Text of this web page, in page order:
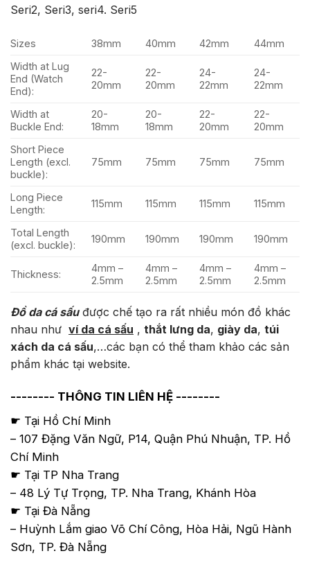
Seri2, Seri3, seri4. Seri5
Sizes 38mm 40mm 42mm
44mm
Width at Lug
End (Watch
End):
22-
20mm
22-
20mm
24-
22mm
24-
22mm
Width at
Buckle End:
20-
18mm
20-
18mm
22-
20mm
22-
20mm
Short Piece
Length (excl.
buckle):
75mm 75mm 75mm 75mm
Long Piece
Length:
115mm 115mm 115mm 115mm
Total Length
(excl. buckle):
190mm 190mm 190mm 190mm
Thickness:
4mm –
2.5mm
4mm –
2.5mm
4mm –
2.5mm
4mm –
2.5mm
Đồ da cá sấuđược chế tạo ra rất nhiều món đồ khác
nhau như ví da cá sấu , thắt lưng da, giày da, túi
xách da cá sấu,…các bạn có thể tham khảo các sản
phẩm khác tại website.
-------- THÔNG TIN LIÊN HỆ --------
☛ Tại Hồ Chí Minh
– 107 Đặng Văn Ngữ, P14, Quận Phú Nhuận, TP. Hồ
Chí Minh
☛ Tại TP Nha Trang
– 48 Lý Tự Trọng, TP. Nha Trang, Khánh Hòa
☛ Tại Đà Nẵng
– Huỳnh Lắm giao Võ Chí Công, Hòa Hải, Ngũ Hành
Sơn, TP. Đà Nẵng